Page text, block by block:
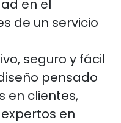
en el
de un servicio
seguro y fácil
pensado
en clientes,
en